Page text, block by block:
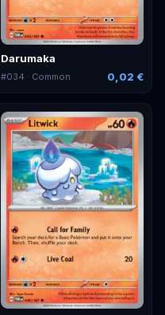
Darumaka
#034 · Common 0,02 €